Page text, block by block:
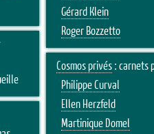
Gérard Klein
Roger Bozzetto
Cosmos privés: carnets
Philippe Curval
Ellen Herzfeld
Martinique Domel